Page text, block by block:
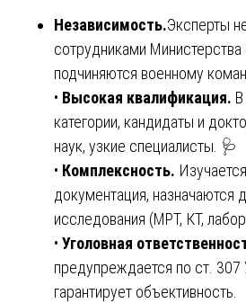
Независимость.Эксперты
сотрудниками
подчиняются военному
• Высокая квалификация.
категории, кандидаты и
наук, узкие специалисты. 🩺
• Комплексность.
документация, назначаются
исследования (МРТ, КТ,
• Уголовная
предупреждается по ст.
гарантирует объективность.